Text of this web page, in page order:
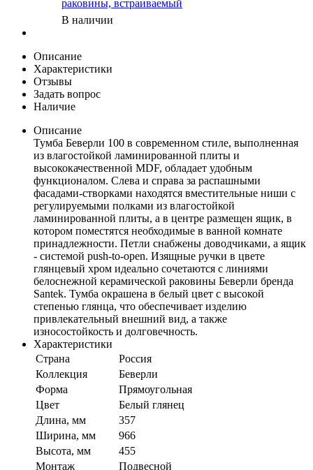
раковины, встраиваемый
В наличии
Описание
Характеристики
Отзывы
Задать вопрос
Наличие
Описание
Тумба Беверли 100 в современном стиле, выполненная
из влагостойкой ламинированной плиты и
высококачественной MDF, обладает удобным
функционалом. Слева и справа за распашными
фасадами-створками находятся вместительные ниши с
регулируемыми полками из влагостойкой
ламинированной плиты, а в центре размещен ящик, в
котором поместятся необходимые в ванной комнате
принадлежности. Петли снабжены доводчиками, а ящик
- системой push-to-open. Изящные ручки в цвете
глянцевый хром идеально сочетаются с линиями
белоснежной керамической раковины Беверли бренда
Santek. Тумба окрашена в белый цвет с высокой
степенью глянца, что обеспечивает изделию
привлекательный внешний вид, а также
износостойкость и долговечность.
Характеристики
Страна
Россия
Коллекция
Беверли
Форма
Прямоугольная
Цвет
Белый глянец
Длина, мм
357
Ширина, мм
966
Высота, мм
455
Монтаж
Подвесной